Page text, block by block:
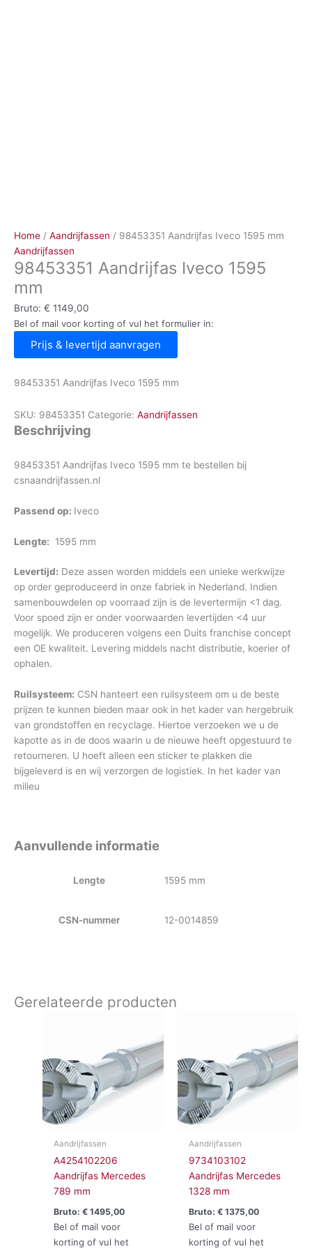
Home / Aandrijfassen / 98453351 Aandrijfas Iveco 1595 mm
Aandrijfassen
98453351 Aandrijfas Iveco 1595
mm
Bruto: € 1149,00
Bel of mail voor korting of vul het formulier in:
Prijs & levertijd aanvragen
98453351 Aandrijfas Iveco 1595 mm
SKU: 98453351 Categorie: Aandrijfassen
Beschrijving
98453351 Aandrijfas Iveco 1595 mm te bestellen bij
csnaandrijfassen.nl
Passend op: Iveco
Lengte: 1595 mm
Levertijd: Deze assen worden middels een unieke werkwijze
op order geproduceerd in onze fabriek in Nederland. Indien
samenbouwdelen op voorraad zijn is de levertermijn <1 dag.
Voor spoed zijn er onder voorwaarden levertijden <4 uur
mogelijk. We produceren volgens een Duits franchise concept
een OE kwaliteit. Levering middels nacht distributie, koerier of
ophalen.
Ruilsysteem: CSN hanteert een ruilsysteem om u de beste
prijzen te kunnen bieden maar ook in het kader van hergebruik
van grondstoffen en recyclage. Hiertoe verzoeken we u de
kapotte as in de doos waarin u de nieuwe heeft opgestuurd te
retourneren. U hoeft alleen een sticker te plakken die
bijgeleverd is en wij verzorgen de logistiek. In het kader van
milieu
Aanvullende informatie
Lengte 1595 mm
CSN-nummer 12-0014859
Gerelateerde producten
Aandrijfassen
A4254102206
Aandrijfas Mercedes
789 mm
Bruto:€ 1495,00
Bel of mail voor
korting of vul het
Aandrijfassen
9734103102
Aandrijfas Mercedes
1328 mm
Bruto: €1375,00
Bel of mail voor
korting of vul het